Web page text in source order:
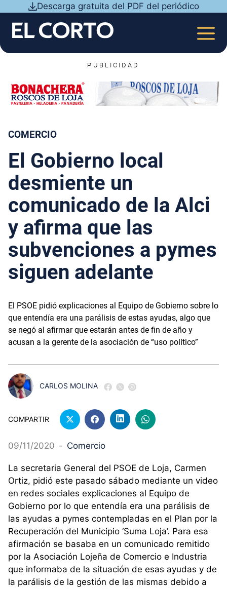
contenido
Descarga gratuita del PDF del periódico
PUBLICIDAD
COMERCIO
El Gobierno local
desmiente un
comunicado de la Alci
y afirma que las
subvenciones a pymes
siguen adelante
El PSOE pidió explicaciones al Equipo de Gobierno sobre lo
que entendía era una parálisis de estas ayudas, algo que
se negó al afirmar que estarán antes de fin de año y
acusan a la gerente de la asociación de “uso político”
CARLOS MOLINA
COMPARTIR
09/11/2020 - Comercio
La secretaria General del PSOE de Loja, Carmen
Ortiz, pidió este pasado sábado mediante un video
en redes sociales explicaciones al Equipo de
Gobierno por lo que entendía era una parálisis de
las ayudas a pymes contempladas en el Plan por la
Recuperación del Municipio ‘Suma Loja’. Para esa
afirmación se basaba en un comunicado remitido
por la Asociación Lojeña de Comercio e Industria
que informaba de la situación de esas ayudas y de
la parálisis de la gestión de las mismas debido a